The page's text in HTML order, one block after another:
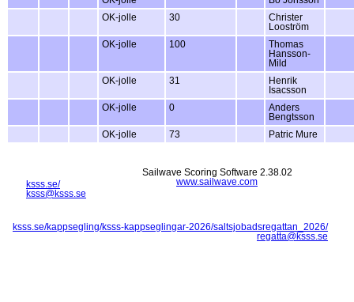
OK-jolle
30
Christer
Looström
OK-jolle
100
Thomas
Hansson-
Mild
OK-jolle
31
Henrik
Isacsson
OK-jolle
0
Anders
Bengtsson
OK-jolle
73 Patric Mure
ksss.se/
ksss@ksss.se
ksss.se/kappsegling/ksss-kappseglingar-2026/saltsjobadsregattan_2026/
regatta@ksss.se
Sailwave Scoring Software 2.38.02
www.sailwave.com